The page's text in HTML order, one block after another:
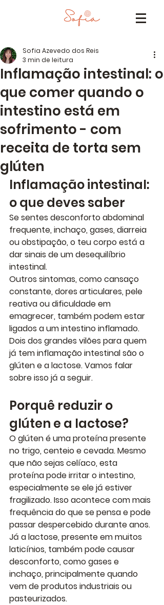
Inflamação intestinal: o
que comer quando o
intestino está em
sofrimento - com
receita de torta sem
glúten
Sofia Azevedo dos Reis
3 min de leitura
Inflamação intestinal:
o que deves saber
Se sentes desconforto abdominal
frequente, inchaço, gases, diarreia
ou obstipação, o teu corpo está a
dar sinais de um desequilíbrio
intestinal.
Outros sintomas, como cansaço
constante, dores articulares, pele
reativa ou dificuldade em
emagrecer, também podem estar
ligados a um intestino inflamado.
Dois dos grandes vilões para quem
já tem inflamação intestinal são o
glúten e a lactose. Vamos falar
sobre isso já a seguir.
Porquê reduzir o
glúten e a lactose?
O glúten é uma proteína presente
no trigo, centeio e cevada. Mesmo
que não sejas celíaco, esta
proteína pode irritar o intestino,
especialmente se ele já estiver
fragilizado. Isso acontece com mais
frequência do que se pensa e pode
passar despercebido durante anos.
Já a lactose, presente em muitos
laticínios, também pode causar
desconforto, como gases e
inchaço, principalmente quando
vem de produtos industriais ou
pasteurizados.